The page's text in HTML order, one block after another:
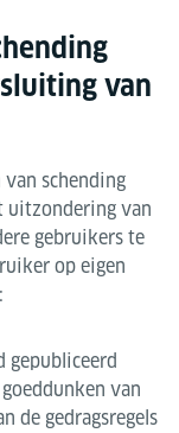
van
schending
uitzondering van
gebruikers te
op eigen
gepubliceerd
van
de gedragsregels